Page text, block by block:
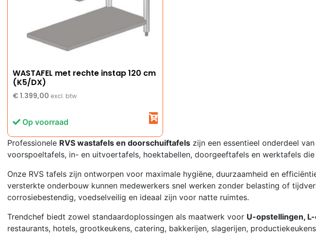
WASTAFEL met rechte instap 120 cm
(K5/DX)
€1.399,00 excl. btw
Op voorraad
Professionele RVS wastafels en doorschuiftafels zijn een essentieel onderdeel
voorspoeltafels, in- en uitvoertafels, hoektabellen, doorgeeftafels en werktafels
Onze RVS tafels zijn ontworpen voor maximale hygiëne, duurzaamheid en
versterkte onderbouw kunnen medewerkers snel werken zonder belasting of
corrosiebestendig, voedselveilig en ideaal zijn voor natte ruimtes.
Trendchef biedt zowel standaardoplossingen als maatwerk voor U-opstellingen,
restaurants, hotels, grootkeukens, catering, bakkerijen, slagerijen,